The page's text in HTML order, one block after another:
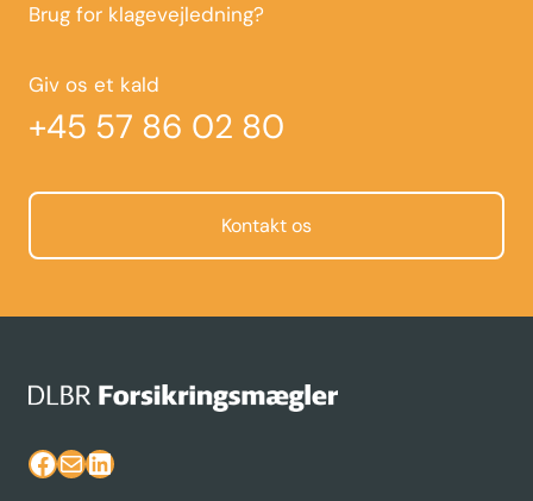
Brug for klagevejledning?
Giv os et kald
+45 57 86 02 80
Kontakt os
Facebook
MailLinkedIn